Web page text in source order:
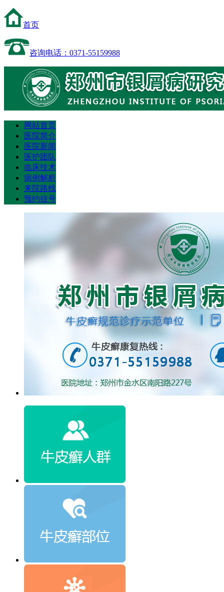
首页
咨询电话：0371-55159988
网站首页
医院简介
医院新闻
医护团队
临床技术
病例解析
来院路线
预约挂号